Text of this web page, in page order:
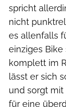
spricht
nicht
es allenfalls
einziges Bike
komplett im
lässt er sich
und sorgt
für eine